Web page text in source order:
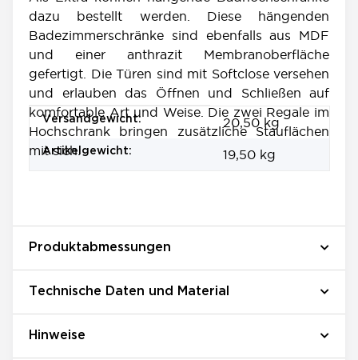
dazu bestellt werden. Diese hängenden
Badezimmerschränke sind ebenfalls aus MDF
und einer anthrazit Membranoberfläche
gefertigt. Die Türen sind mit Softclose versehen
und erlauben das Öffnen und Schließen auf
komfortable Art und Weise. Die zwei Regale im
Hochschrank bringen zusätzliche Stauflächen
mit sich.
Produkteigenschaft
Wert
Versandgewicht: 20,50 kg
Artikelgewicht: 19,50 kg
Produktabmessungen
Technische Daten und Material
Hinweise